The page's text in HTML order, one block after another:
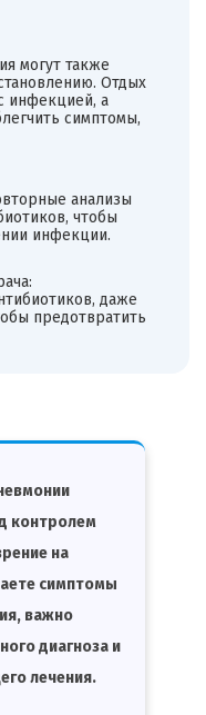
могут также
Отдых
инфекцией, а
симптомы,
анализы
чтобы
инфекции.
даже
предотвратить
контролем
на
симптомы
важно
диагноза и
лечения.